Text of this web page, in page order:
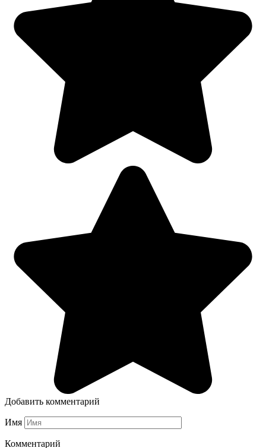
Добавить комментарий
Имя
Комментарий